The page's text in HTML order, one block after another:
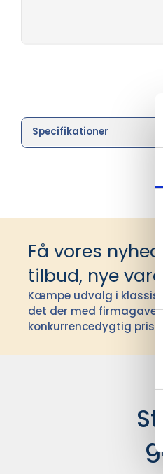
Specifikationer
Få vores
tilbud, nye
Kæmpe udvalg i
det der med
konkurrencedygtig pris